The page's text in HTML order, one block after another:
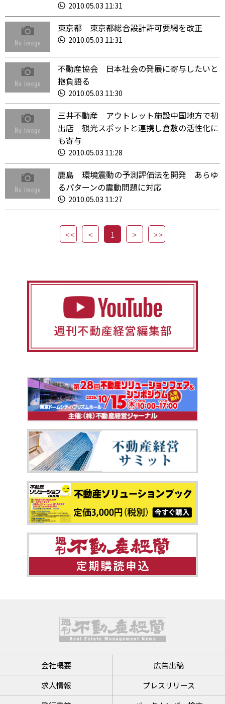
2010.05.03 11:31
東京都 東京都総合設計許可要網を改正
2010.05.03 11:31
不動産協会 日本社会の発展に寄与したいと
抱負語る
2010.05.03 11:30
三井不動産 アウトレット施設中国地方で初
出店 観光スポットと連携し倉敷の活性化に
も寄与
2010.05.03 11:28
鹿島 環境震動の予測評価法を開発 あらゆ
るパターンの震動問題に対応
2010.05.03 11:27
1
会社概要
広告出稿
求人情報
プレスリリース